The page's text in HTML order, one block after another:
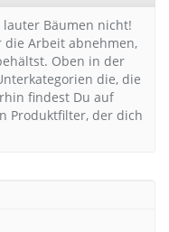
Bäumen nicht!
die Arbeit abnehmen,
Oben in der
die, die
findest Du auf
Produktfilter, der dich